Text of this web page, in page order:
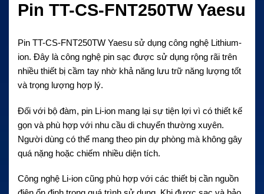
Pin TT-CS-FNT250TW Yaesu
Pin TT-CS-FNT250TW Yaesu sử dụng công nghệ Lithium-
ion. Đây là công nghệ pin sạc được sử dụng rộng rãi trên
nhiều thiết bị cầm tay nhờ khả năng lưu trữ năng lượng tốt
và trọng lượng hợp lý.
Đối với bộ đàm, pin Li-ion mang lại sự tiện lợi vì có thiết kế
gọn và phù hợp với nhu cầu di chuyển thường xuyên.
Người dùng có thể mang theo pin dự phòng mà không gây
quá nặng hoặc chiếm nhiều diện tích.
Công nghệ Li-ion cũng phù hợp với các thiết bị cần nguồn